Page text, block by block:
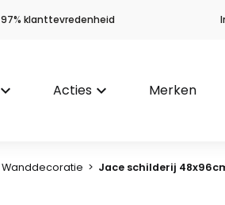
97% klanttevredenheid
keyboard_arrow_down Acties keyboard_arrow_down Merken
Wanddecoratie > Jace schilderij